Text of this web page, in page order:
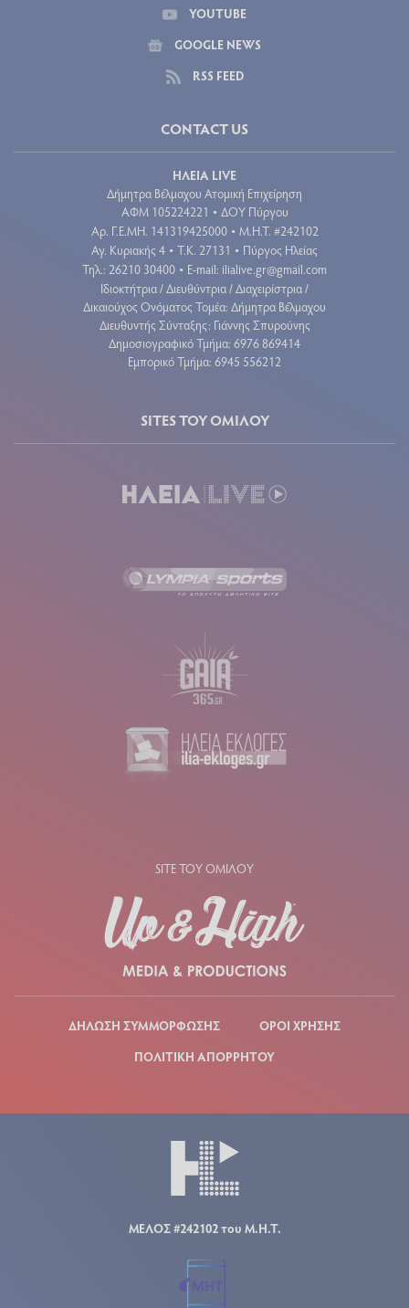
YOUTUBE
GOOGLE NEWS
RSS FEED
CONTACT US
ΗΛΕΙΑ LIVE
Δήμητρα Βέλμαχου Ατομική Επιχείρηση
ΑΦΜ 105224221 • ΔΟΥ Πύργου
Aρ. Γ.Ε.ΜΗ. 141319425000 • Μ.Η.Τ. #242102
Αγ. Κυριακής 4 • Τ.Κ. 27131 • Πύργος Ηλείας
Τηλ.: 26210 30400 • E-mail: ilialive.gr@gmail.com
Ιδιοκτήτρια / Διευθύντρια / Διαχειρίστρια /
Δικαιούχος Ονόματος Τομέα: Δήμητρα Βέλμαχου
Διευθυντής Σύνταξης: Γιάννης Σπυρούνης
Δημοσιογραφικό Τμήμα: 6976 869414
Εμπορικό Τμήμα: 6945 556212
SITES ΤΟΥ ΟΜΙΛΟΥ
SITE ΤΟΥ ΟΜΙΛΟΥ
ΔΗΛΩΣΗ ΣΥΜΜΟΡΦΩΣΗΣ
ΟΡΟΙ ΧΡΗΣΗΣ
ΠΟΛΙΤΙΚΗ ΑΠΟΡΡΗΤΟΥ
ΜΕΛΟΣ #242102 του Μ.Η.Τ.